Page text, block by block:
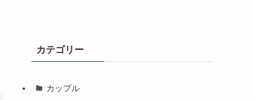
カテゴリー
カップル